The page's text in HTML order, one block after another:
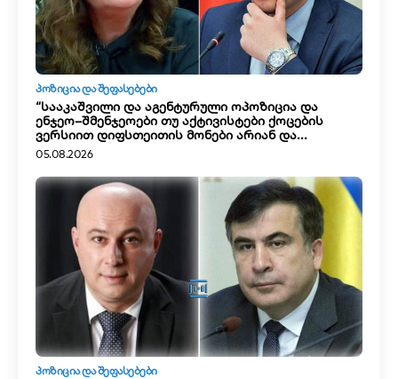
ᲞᲝᲖᲘᲪᲘᲐ ᲓᲐ ᲨᲔᲤᲐᲡᲔᲑᲔᲑᲘ
“სააკაშვილი და აგენტურული ოპოზიცია და
ენჯეო–შმენჯეოები თუ აქტივისტები ქოცების
ვერსიით დიფსთეითის მონები არიან და...
05.08.2026
ᲞᲝᲖᲘᲪᲘᲐ ᲓᲐ ᲨᲔᲤᲐᲡᲔᲑᲔᲑᲘ